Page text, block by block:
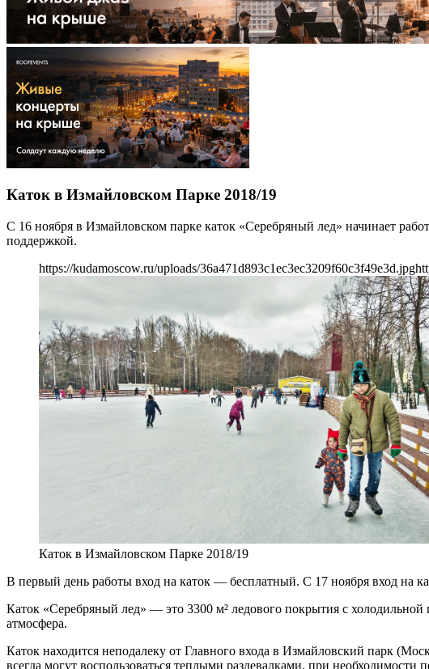
Каток в Измайловском Парке 2018/19
С 16 ноября в Измайловском парке каток «Серебряный лед» начинает
поддержкой.
https://kudamoscow.ru/uploads/36a471d893c1ec3ec3209f60c3f49e3d.jpg
Каток в Измайловском Парке 2018/19
В первый день работы вход на каток — бесплатный. С 17 ноября вход на
Каток «Серебряный лед» — это 3300 м² ледового покрытия с
атмосфера.
Каток находится неподалеку от Главного входа в Измайловский парк
всегда могут воспользоваться теплыми раздевалками, при необходимости